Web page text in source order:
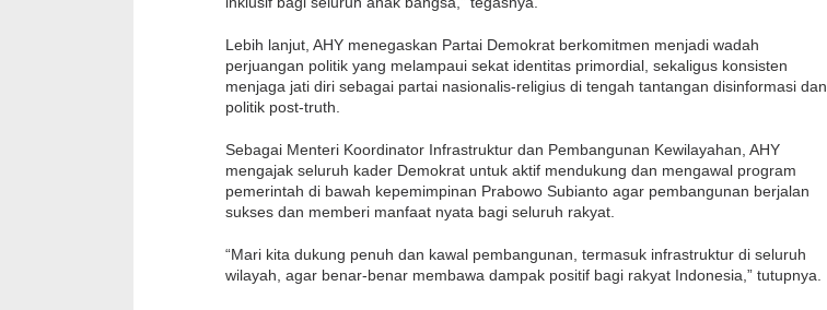
Lebih lanjut, AHY menegaskan Partai Demokrat berkomitmen menjadi wadah
perjuangan politik yang melampaui sekat identitas primordial, sekaligus konsisten
menjaga jati diri sebagai partai nasionalis-religius di tengah tantangan disinformasi dan
politik post-truth.
Sebagai Menteri Koordinator Infrastruktur dan Pembangunan Kewilayahan, AHY
mengajak seluruh kader Demokrat untuk aktif mendukung dan mengawal program
pemerintah di bawah kepemimpinan Prabowo Subianto agar pembangunan berjalan
sukses dan memberi manfaat nyata bagi seluruh rakyat.
“Mari kita dukung penuh dan kawal pembangunan, termasuk infrastruktur di seluruh
wilayah, agar benar-benar membawa dampak positif bagi rakyat Indonesia,” tutupnya.